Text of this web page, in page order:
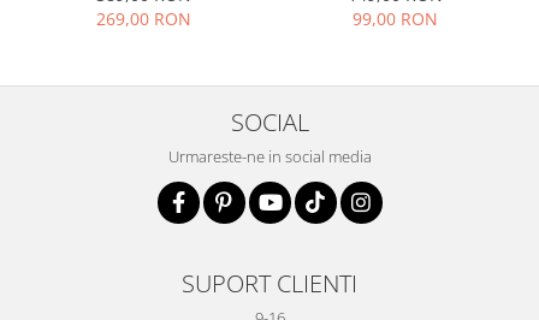
269,00 RON
99,00 RON
SOCIAL
Urmareste-ne in social media
SUPORT CLIENTI